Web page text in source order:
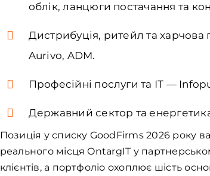
облік, ланцюги постачання та
Дистрибуція, ритейл та харчова
Aurivo, ADM.
Професійні послуги та ІТ —
Державний сектор та
Позиція у списку GoodFirms 2026 року
реального місця OntargIT у
клієнтів, а портфоліо охоплює шість